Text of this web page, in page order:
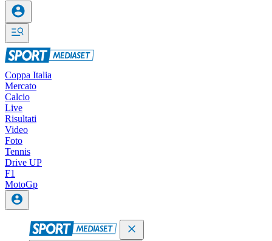
Coppa Italia
Mercato
Calcio
Live
Risultati
Video
Foto
Tennis
Drive UP
F1
MotoGp